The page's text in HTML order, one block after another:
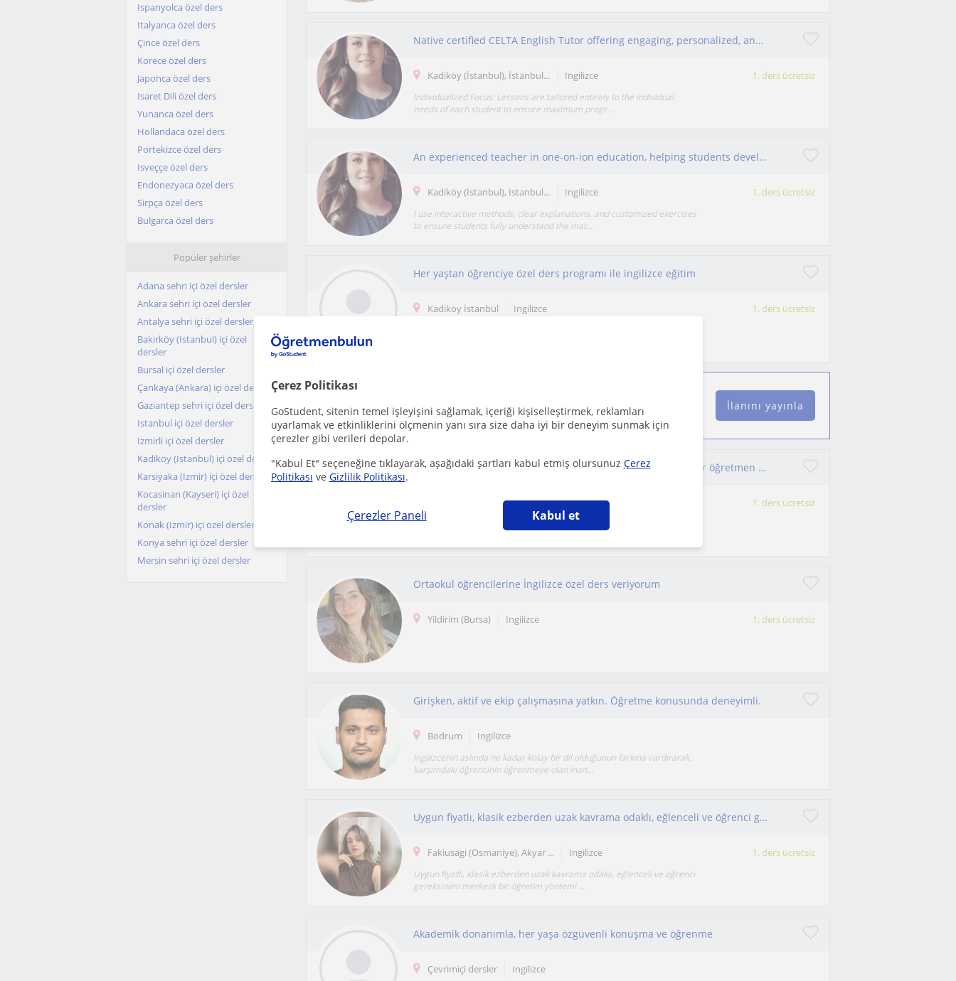
Çerez Politikası
GoStudent, sitenin temel işleyişini sağlamak, içeriği kişiselleştirmek, reklamları
uyarlamak ve etkinliklerini ölçmenin yanı sıra size daha iyi bir deneyim sunmak için
çerezler gibi verileri depolar.
"Kabul Et" seçeneğine tıklayarak, aşağıdaki şartları kabul etmiş olursunuz Çerez
Politikası ve Gizlilik Politikası.
Çerezler Paneli Kabul et
Ispanyolca özel ders
Italyanca özel ders
Çince özel ders
Korece özel ders
Japonca özel ders
Isaret Dili özel ders
Yunanca özel ders
Hollandaca özel ders
Portekizce özel ders
Isveççe özel ders
Endonezyaca özel ders
Sirpça özel ders
Bulgarca özel ders
Popüler şehirler
Adana sehri içi özel dersler
Ankara sehri içi özel dersler
Antalya sehri içi özel dersler
Bakirköy (Istanbul) içi özel
dersler
Bursal içi özel dersler
Çankaya (Ankara) içi özel dersler
Gaziantep sehri içi özel dersler
Istanbul içi özel dersler
Izmirli içi özel dersler
Kadiköy (Istanbul) içi özel dersler
Karsiyaka (Izmir) içi özel dersler
Kocasinan (Kayseri) içi özel
dersler
Konak (Izmir) içi özel dersler
Konya sehri içi özel dersler
Mersin sehri içi özel dersler
Native certified CELTA English Tutor offering engaging, personalized, and interactive online or in-person lessons
Kadiköy (İstanbul), İstanbul... Ingilizce 1. ders ücretsiz
Individualized Focus: Lessons are tailored entirely to the individual
needs of each student to ensure maximum progr...
An experienced teacher in one-on-ion education, helping students develop their skills and overcome learning difficulties easily.
Kadiköy (İstanbul), İstanbul... Ingilizce 1. ders ücretsiz
I use interactive methods, clear explanations, and customized exercises
to ensure students fully understand the mat...
Her yaştan öğrenciye özel ders programı ile ingilizce eğitim
Kadiköy İstanbul Ingilizce 1. ders ücretsiz
Ücretsiz bir ilan ver ve öğretmenlerin seninle iletişime geçmesini sağla
İlanını yayınla
öğrencilerinin ihtiyaçlarına göre ders programı hazırlayan bir öğretmen olarak tanımlıyorum. 10 yılı aşkın süredir İspanyolca
Ispanyolca 1. ders ücretsiz
10 yılı aşkın İspanyolca öğretmenliği ve çeviri deneyimine sahibim.
Ortaokul öğrencilerine İngilizce özel ders veriyorum
Yildirim (Bursa) Ingilizce 1. ders ücretsiz
Girişken, aktif ve ekip çalışmasına yatkın. Öğretme konusunda deneyimli.
Bodrum Ingilizce
İngilizcenin aslında ne kadar kolay bir dil olduğunun farkına vardırarak,
karşımdaki öğrencinin öğrenmeye olan inan...
Uygun fiyatlı, klasik ezberden uzak kavrama odaklı, eğlenceli ve öğrenci gereksinimi merkezli bir öğretim yöntemi sunuyorum
Fakiusagi (Osmaniye), Akyar ... Ingilizce 1. ders ücretsiz
Uygun fiyatlı, klasik ezberden uzak kavrama odaklı, eğlenceli ve öğrenci
gereksinimi merkezli bir öğretim yöntemi ...
Akademik donanımla, her yaşa özgüvenli konuşma ve öğrenme
Çevrimiçi dersler Ingilizce